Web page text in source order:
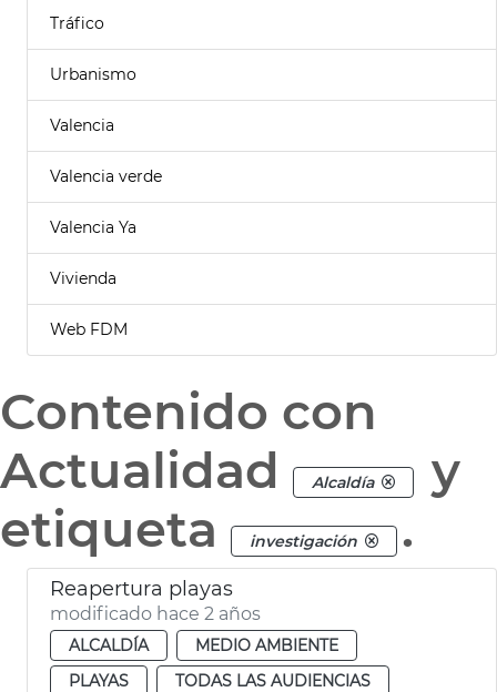
Tráfico
Urbanismo
Valencia
Valencia verde
Valencia Ya
Vivienda
Web FDM
Contenido con
Actualidad
Alcaldía
y
etiqueta
investigación .
Reapertura playas
modificado hace 2 años
ALCALDÍA
MEDIO AMBIENTE
PLAYAS
TODAS LAS AUDIENCIAS